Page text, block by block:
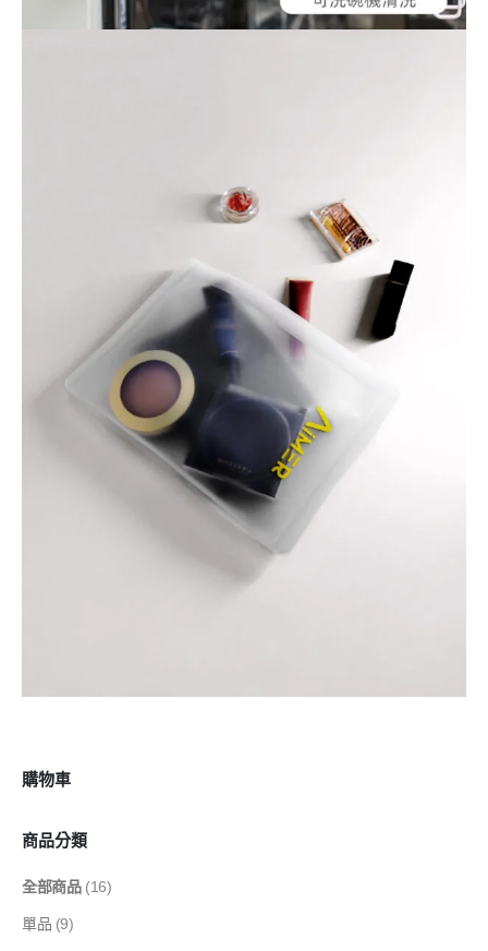
購物車
商品分類
全部商品 (16)
單品 (9)